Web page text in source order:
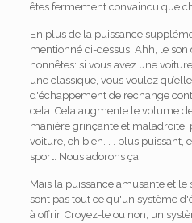
êtes fermement convaincu que
En plus de la puissance
mentionné ci-dessus. Ahh, le
honnêtes: si vous avez une
une classique, vous voulez
d'échappement de rechange
cela. Cela augmente le volume
manière grinçante et maladroite;
voiture, eh bien. . . plus puissant,
sport. Nous adorons ça.
Mais la puissance amusante et
sont pas tout ce qu'un système
à offrir. Croyez-le ou non, un